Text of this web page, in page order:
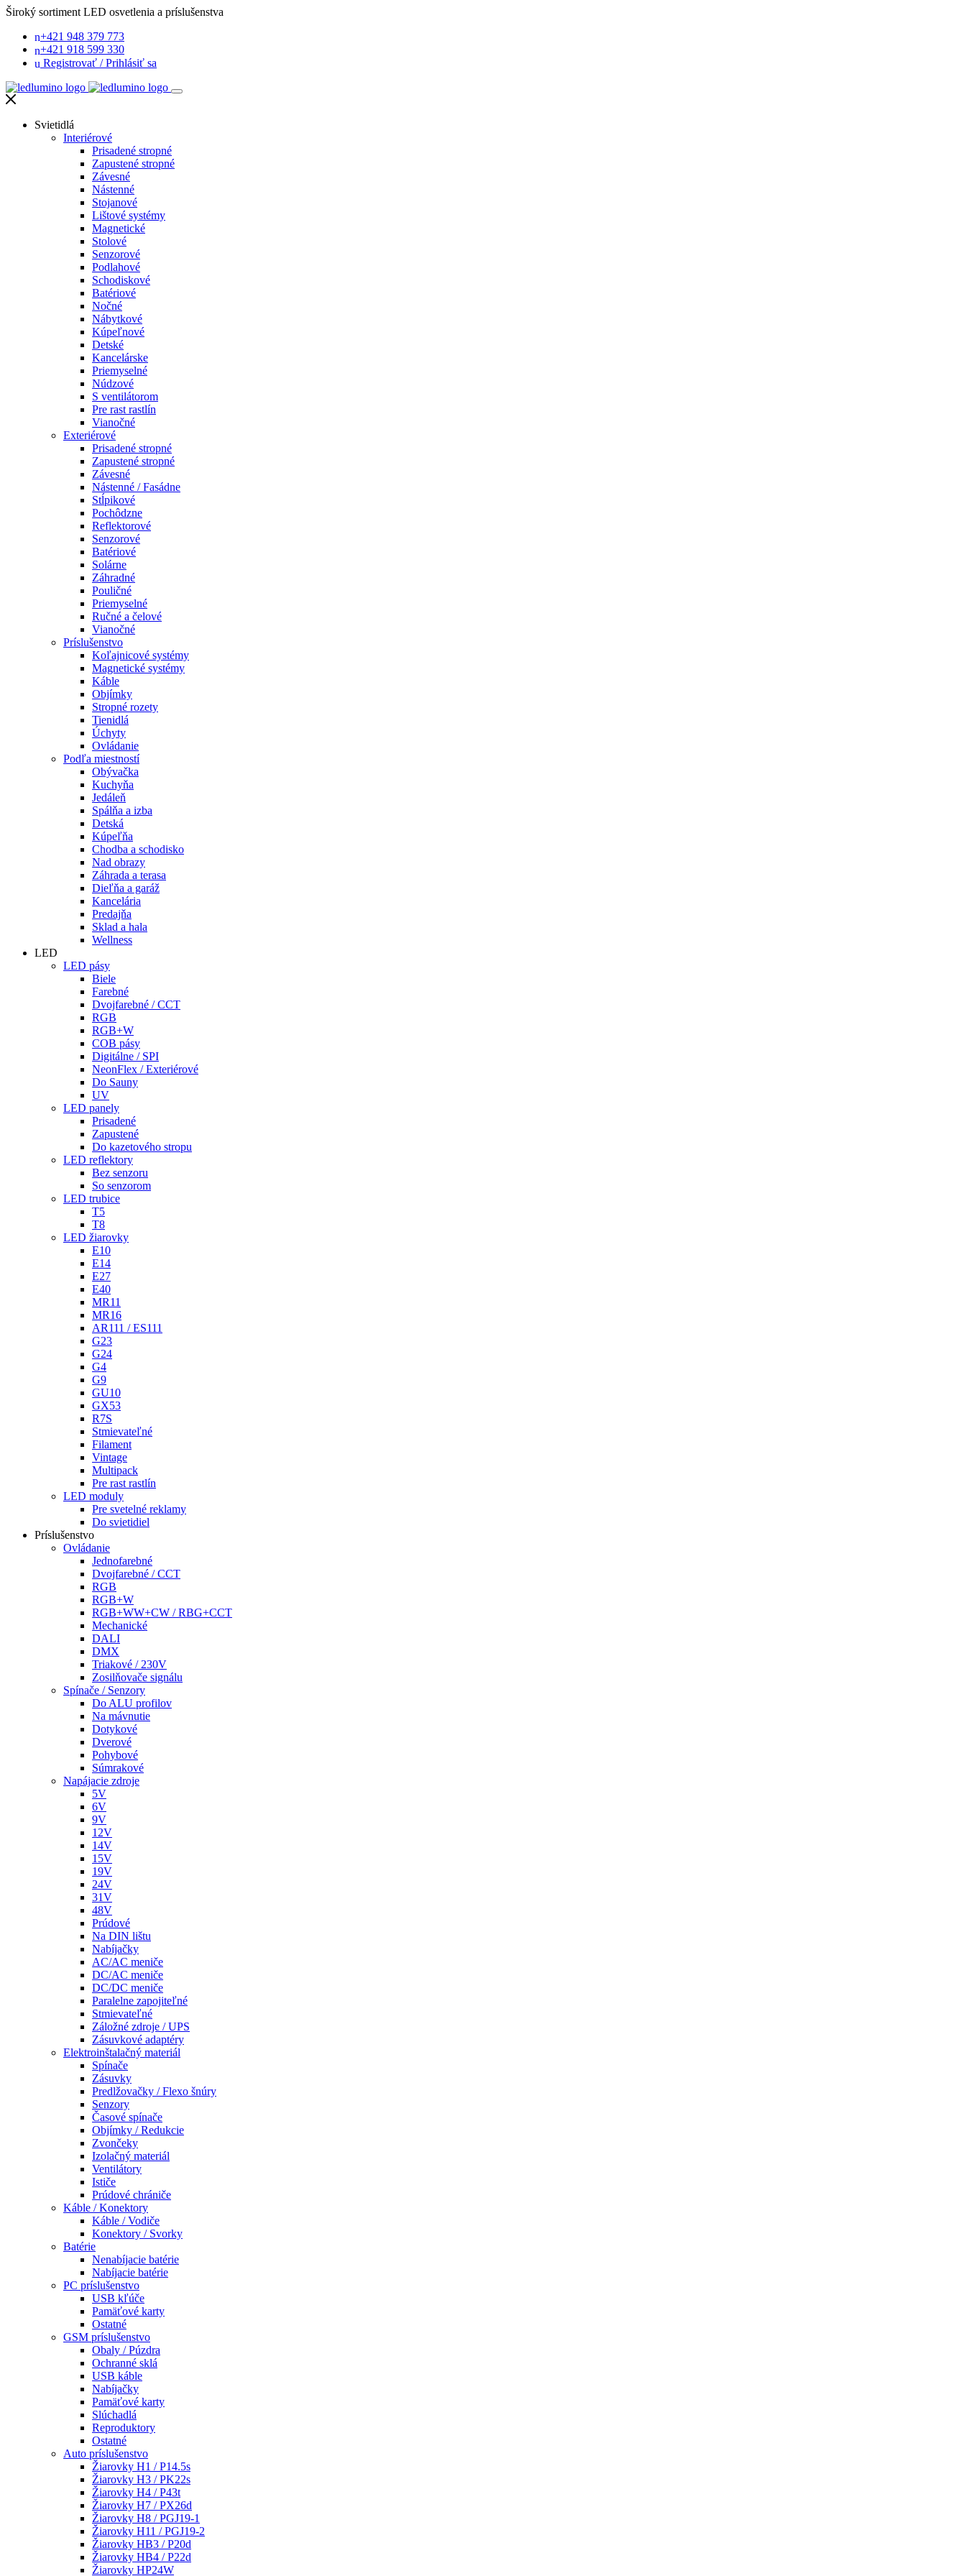
Široký sortiment LED osvetlenia a príslušenstva
+421 948 379 773
+421 918 599 330
Registrovať /Prihlásiť sa
Svietidlá
Interiérové
Prisadené stropné
Zapustené stropné
Závesné
Nástenné
Stojanové
Lištové systémy
Magnetické
Stolové
Senzorové
Podlahové
Schodiskové
Batériové
Nočné
Nábytkové
Kúpeľnové
Detské
Kancelárske
Priemyselné
Núdzové
S ventilátorom
Pre rast rastlín
Vianočné
Exteriérové
Prisadené stropné
Zapustené stropné
Závesné
Nástenné / Fasádne
Stĺpikové
Pochôdzne
Reflektorové
Senzorové
Batériové
Solárne
Záhradné
Pouličné
Priemyselné
Ručné a čelové
Vianočné
Príslušenstvo
Koľajnicové systémy
Magnetické systémy
Káble
Objímky
Stropné rozety
Tienidlá
Úchyty
Ovládanie
Podľa miestností
Obývačka
Kuchyňa
Jedáleň
Spálňa a izba
Detská
Kúpeľňa
Chodba a schodisko
Nad obrazy
Záhrada a terasa
Dieľňa a garáž
Kancelária
Predajňa
Sklad a hala
Wellness
LED
LED pásy
Biele
Farebné
Dvojfarebné / CCT
RGB
RGB+W
COB pásy
Digitálne / SPI
NeonFlex / Exteriérové
Do Sauny
UV
LED panely
Prisadené
Zapustené
Do kazetového stropu
LED reflektory
Bez senzoru
So senzorom
LED trubice
T5
T8
LED žiarovky
E10
E14
E27
E40
MR11
MR16
AR111 / ES111
G23
G24
G4
G9
GU10
GX53
R7S
Stmievateľné
Filament
Vintage
Multipack
Pre rast rastlín
LED moduly
Pre svetelné reklamy
Do svietidiel
Príslušenstvo
Ovládanie
Jednofarebné
Dvojfarebné / CCT
RGB
RGB+W
RGB+WW+CW / RBG+CCT
Mechanické
DALI
DMX
Triakové / 230V
Zosilňovače signálu
Spínače / Senzory
Do ALU profilov
Na mávnutie
Dotykové
Dverové
Pohybové
Súmrakové
Napájacie zdroje
5V
6V
9V
12V
14V
15V
19V
24V
31V
48V
Prúdové
Na DIN lištu
Nabíjačky
AC/AC meniče
DC/AC meniče
DC/DC meniče
Paralelne zapojiteľné
Stmievateľné
Záložné zdroje / UPS
Zásuvkové adaptéry
Elektroinštalačný materiál
Spínače
Zásuvky
Predlžovačky / Flexo šnúry
Senzory
Časové spínače
Objímky / Redukcie
Zvončeky
Izolačný materiál
Ventilátory
Ističe
Prúdové chrániče
Káble / Konektory
Káble / Vodiče
Konektory / Svorky
Batérie
Nenabíjacie batérie
Nabíjacie batérie
PC príslušenstvo
USB kľúče
Pamäťové karty
Ostatné
GSM príslušenstvo
Obaly / Púzdra
Ochranné sklá
USB káble
Nabíjačky
Pamäťové karty
Slúchadlá
Reproduktory
Ostatné
Auto príslušenstvo
Žiarovky H1 / P14.5s
Žiarovky H3 / PK22s
Žiarovky H4 / P43t
Žiarovky H7 / PX26d
Žiarovky H8 / PGJ19-1
Žiarovky H11 / PGJ19-2
Žiarovky HB3 / P20d
Žiarovky HB4 / P22d
Žiarovky HP24W